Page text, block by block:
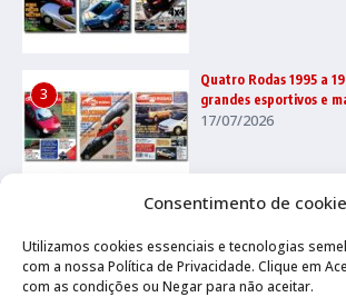
Consentimento de
Utilizamos cookies essenciais e tecnologias
com a nossa Política de Privacidade. Clique em
com as condições ou Negar para não aceitar.
3
Quatro Rodas 1995 a
grandes esportivos e
17/07/2026